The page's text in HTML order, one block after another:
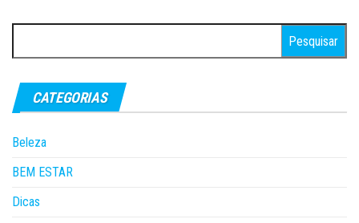
por:
CATEGORIAS
Beleza
BEM ESTAR
Dicas